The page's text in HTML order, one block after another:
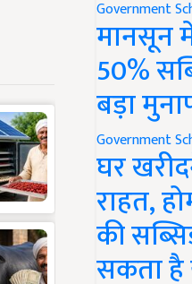
Government
मानसून
50%
बड़ा
Government
घर
राहत,
की
सकता है